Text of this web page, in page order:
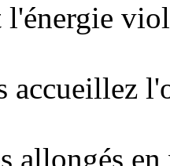
l'énergie
accueillez
allongés